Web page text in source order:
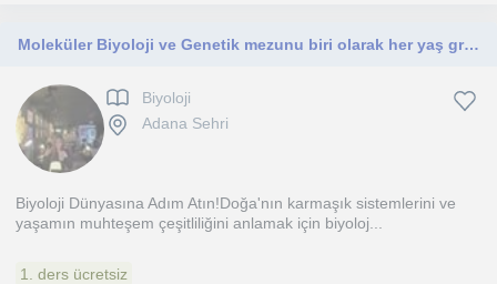
Moleküler Biyoloji ve Genetik mezunu biri olarak her yaş grubuna detaylı biyoloji öğretilir
Biyoloji
Adana Sehri
Biyoloji Dünyasına Adım Atın!Doğa'nın karmaşık sistemlerini ve
yaşamın muhteşem çeşitliliğini anlamak için biyoloj...
1. ders ücretsiz